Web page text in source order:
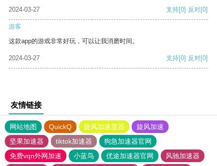
2024-03-27 支持[0] 反对[0]
游客
这款app的游戏非常好玩，可以让我消磨时间。
2024-03-27 支持[0] 反对[0]
友情链接
网站地图 QuickQ 旋风加速度器
旋风加速
坚果加速器
tiktok加速器
狗急加速器官网
免费vqn外网加速
小蓝鸟 优途加速器官网
风驰加速器